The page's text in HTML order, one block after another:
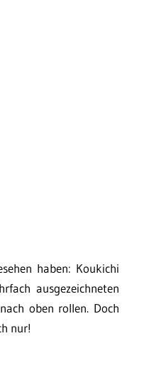
haben: Koukichi
ausgezeichneten
oben rollen. Doch
nur!